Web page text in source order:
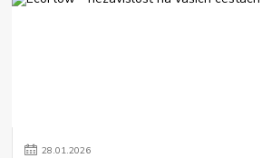
28.01.2026